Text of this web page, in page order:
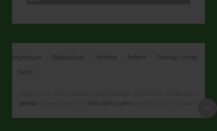
Impressum Datenschutz Termine Anfahrt
Sitemap / Inhalt
Suche
Joomla!
GNU/GPL-Lizenz